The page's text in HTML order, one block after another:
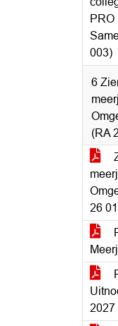
PRO
003)
6
(RA
26
2027